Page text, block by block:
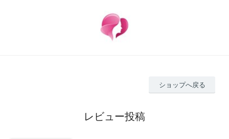
ショップへ戻る
レビュー投稿